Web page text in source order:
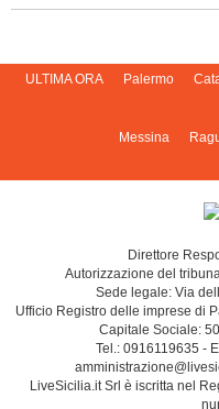
ULTIMA ORA Palermo
Messina
Direttore
Autorizzazione del
Sede legale: Via
Ufficio Registro delle imprese di
Capitale Sociale:
Tel.: 0916119635 -
LiveSicilia.it Srl è iscritta nel